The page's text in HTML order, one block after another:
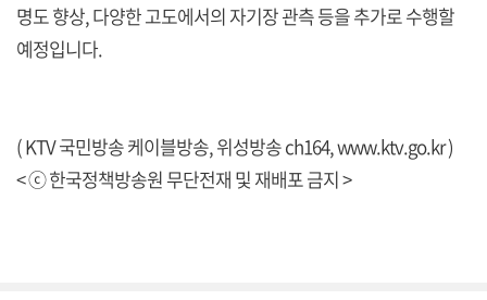
명도 향상, 다양한 고도에서의 자기장 관측 등을 추가로 수행할
예정입니다.
( KTV 국민방송 케이블방송, 위성방송 ch164,www.ktv.go.kr)
< ⓒ 한국정책방송원 무단전재 및 재배포 금지 >